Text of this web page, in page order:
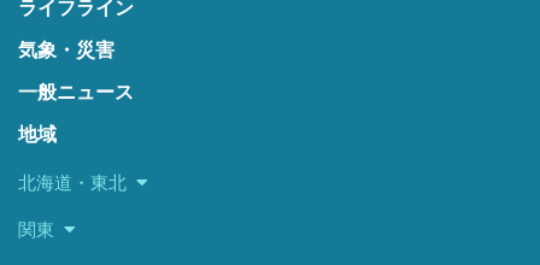
ライフライン
気象・災害
一般ニュース
地域
北海道・東北
関東